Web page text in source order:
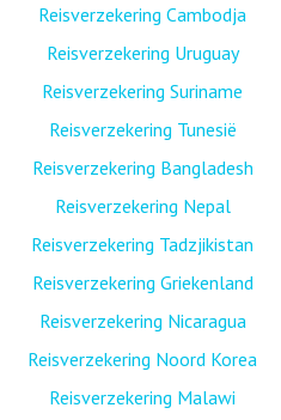
Reisverzekering Cambodja
Reisverzekering Uruguay
Reisverzekering Suriname
Reisverzekering Tunesië
Reisverzekering Bangladesh
Reisverzekering Nepal
Reisverzekering Tadzjikistan
Reisverzekering Griekenland
Reisverzekering Nicaragua
Reisverzekering Noord Korea
Reisverzekering Malawi